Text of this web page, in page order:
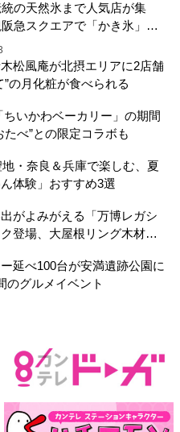
の天然氷まで人気店が集
急スクエアで「かき氷」祭
松風庵が北摂エリアに2店舗
の月化粧が食べられる
ちいかわベーカリー」の期間
べ”との限定コラボも
地・奈良＆兵庫で楽しむ、夏
体験」おすすめ3選
がよみがえる「万博レガシ
登場、大屋根リング木材展
延べ100台が安満遺跡公園に
のグルメイベント